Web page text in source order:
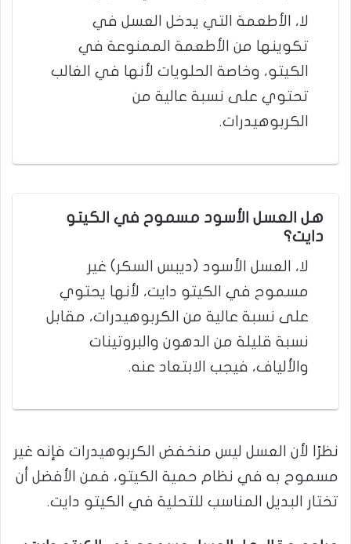
لا، الأطعمة التي يدخل العسل في
تكوينها من الأطعمة الممنوعة في
الكيتو، وخاصة الحلويات لأنها في الغالب
تحتوي على نسبة عالية من
الكربوهيدرات.
هل العسل الأسود مسموح في الكيتو
دايت؟
لا، العسل الأسود (ديبس السكر) غير
مسموح في الكيتو دايت، لأنها يحتوي
على نسبة عالية من الكربوهيدرات، مقابل
نسبة قليلة من الدهون والبروتينات
والألياف، فيجب الابتعاد عنه.
نظرًا لأن العسل ليس منخفض الكربوهيدرات فإنه غير
مسموح به في نظام حمية الكيتو، فمن الأفضل أن
تختار البديل المناسب للتحلية في الكيتو دايت.